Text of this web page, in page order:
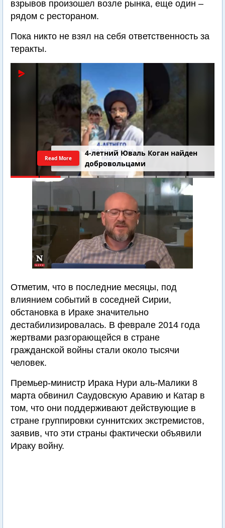
взрывов произошел возле рынка, еще один –
рядом с рестораном.
Пока никто не взял на себя ответственность за
теракты.
4-летний Юваль Коган найден
добровольцами
Read More
Отметим, что в последние месяцы, под
влиянием событий в соседней Сирии,
обстановка в Ираке значительно
дестабилизировалась. В феврале 2014 года
жертвами разгорающейся в стране
гражданской войны стали около тысячи
человек.
Премьер-министр Ирака Нури аль-Малики 8
марта обвинил Саудовскую Аравию и Катар в
том, что они поддерживают действующие в
стране группировки суннитских экстремистов,
заявив, что эти страны фактически объявили
Ираку войну.